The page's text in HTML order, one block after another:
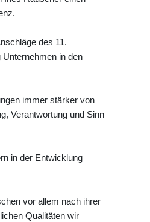
des 11.
in den
immer stärker von
Verantwortung und Sinn
in der Entwicklung
vor allem nach ihrer
Qualitäten wir